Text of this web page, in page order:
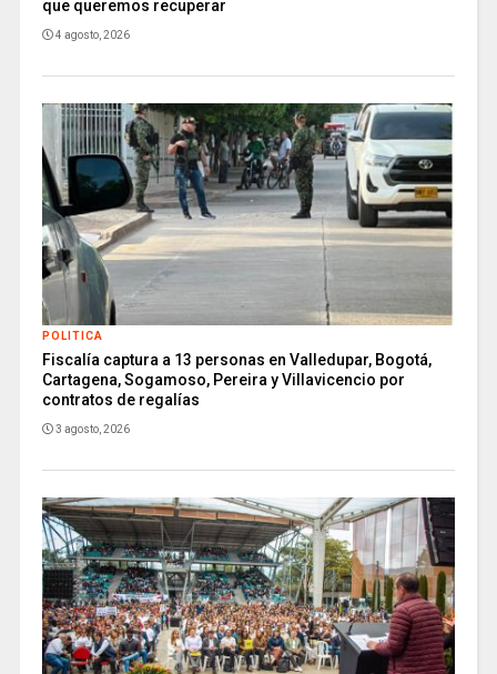
que queremos recuperar
4 agosto, 2026
POLITICA
Fiscalía captura a 13 personas en Valledupar, Bogotá,
Cartagena, Sogamoso, Pereira y Villavicencio por
contratos de regalías
3 agosto, 2026